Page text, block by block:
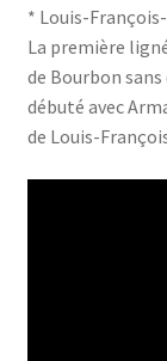
* Louis-
La première
de Bourbon sans
débuté avec
de Louis-